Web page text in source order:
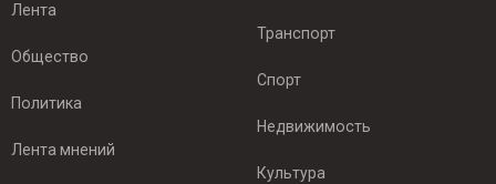
Лента
Общество
Политика
Лента мнений
Транспорт
Спорт
Недвижимость
Культура